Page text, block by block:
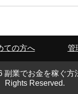
ての方へ 管
副業でお金を稼ぐ方
Rights Reserved.